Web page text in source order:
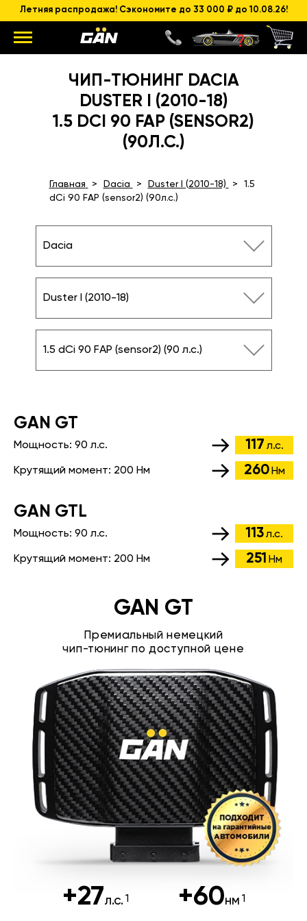
Летняя распродажа! Сэкономите до 33 000 ₽ до 10.08.26!
ЧИП-ТЮНИНГ DACIA
DUSTER I (2010-18)
1.5 DCI 90 FAP (SENSOR2)
(90Л.С.)
Главная Dacia Duster I (2010-18)
1.5
dCi 90 FAP (sensor2) (90л.с.)
Dacia
Duster I (2010-18)
1.5 dCi 90 FAP (sensor2) (90 л.с.)
GАN GT
Мощность: 90 л.с. 117 л.с.
Крутящий момент: 200 Нм 260 Нм
GАN GTL
Мощность: 90 л.с. 113л.с.
Крутящий момент: 200 Нм 251 Нм
GAN GT
Премиальный немецкий
чип-тюнинг по доступной цене
+27л.с. +60нм